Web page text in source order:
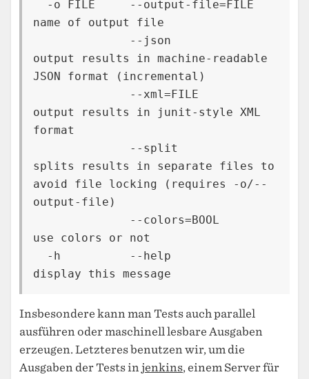
name of output file
output results in machine-readable
JSON format (incremental)
output results in junit-style XML
format
splits results in separate files to
avoid file locking (requires -o/--
output-file)
use colors or not
Insbesondere kann man Tests auch parallel
ausführen oder maschinell lesbare Ausgaben
erzeugen. Letzteres benutzen wir, um die
Ausgaben der Tests in jenkins, einem Server für